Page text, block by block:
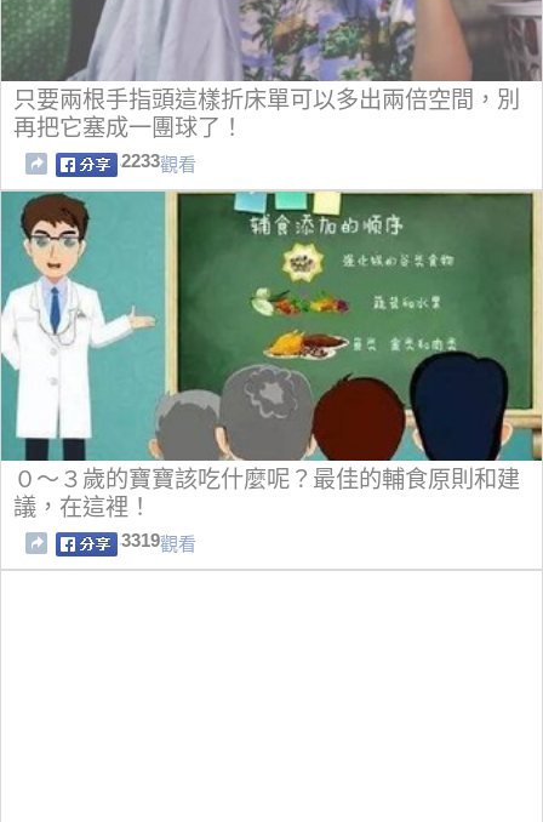
只要兩根手指頭這樣折床單可以多出兩倍空間，別
再把它塞成一團球了！
2233觀看
０～３歲的寶寶該吃什麼呢？最佳的輔食原則和建
議，在這裡！
3319觀看